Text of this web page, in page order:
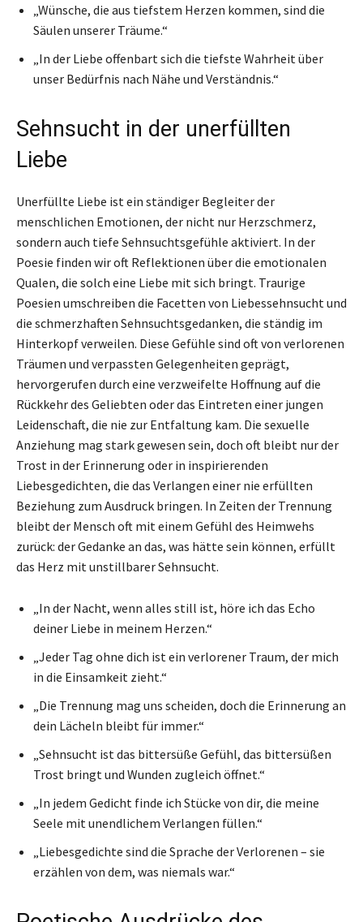
„Wünsche, die aus tiefstem Herzen kommen, sind die
Säulen unserer Träume.“
„In der Liebe offenbart sich die tiefste Wahrheit über
unser Bedürfnis nach Nähe und Verständnis.“
Sehnsucht in der unerfüllten
Liebe
Unerfüllte Liebe ist ein ständiger Begleiter der
menschlichen Emotionen, der nicht nur Herzschmerz,
sondern auch tiefe Sehnsuchtsgefühle aktiviert. In der
Poesie finden wir oft Reflektionen über die emotionalen
Qualen, die solch eine Liebe mit sich bringt. Traurige
Poesien umschreiben die Facetten von Liebessehnsucht und
die schmerzhaften Sehnsuchtsgedanken, die ständig im
Hinterkopf verweilen. Diese Gefühle sind oft von verlorenen
Träumen und verpassten Gelegenheiten geprägt,
hervorgerufen durch eine verzweifelte Hoffnung auf die
Rückkehr des Geliebten oder das Eintreten einer jungen
Leidenschaft, die nie zur Entfaltung kam. Die sexuelle
Anziehung mag stark gewesen sein, doch oft bleibt nur der
Trost in der Erinnerung oder in inspirierenden
Liebesgedichten, die das Verlangen einer nie erfüllten
Beziehung zum Ausdruck bringen. In Zeiten der Trennung
bleibt der Mensch oft mit einem Gefühl des Heimwehs
zurück: der Gedanke an das, was hätte sein können, erfüllt
das Herz mit unstillbarer Sehnsucht.
„In der Nacht, wenn alles still ist, höre ich das Echo
deiner Liebe in meinem Herzen.“
„Jeder Tag ohne dich ist ein verlorener Traum, der mich
in die Einsamkeit zieht.“
„Die Trennung mag uns scheiden, doch die Erinnerung an
dein Lächeln bleibt für immer.“
„Sehnsucht ist das bittersüße Gefühl, das bittersüßen
Trost bringt und Wunden zugleich öffnet.“
„In jedem Gedicht finde ich Stücke von dir, die meine
Seele mit unendlichem Verlangen füllen.“
„Liebesgedichte sind die Sprache der Verlorenen – sie
erzählen von dem, was niemals war.“